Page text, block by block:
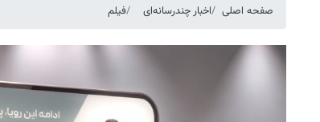
صفحه اصلی اخبار چندرسانه‌ای فیلم